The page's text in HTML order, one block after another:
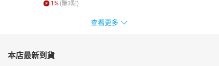
1 % (賺3點)
查看更多
本店最新到貨